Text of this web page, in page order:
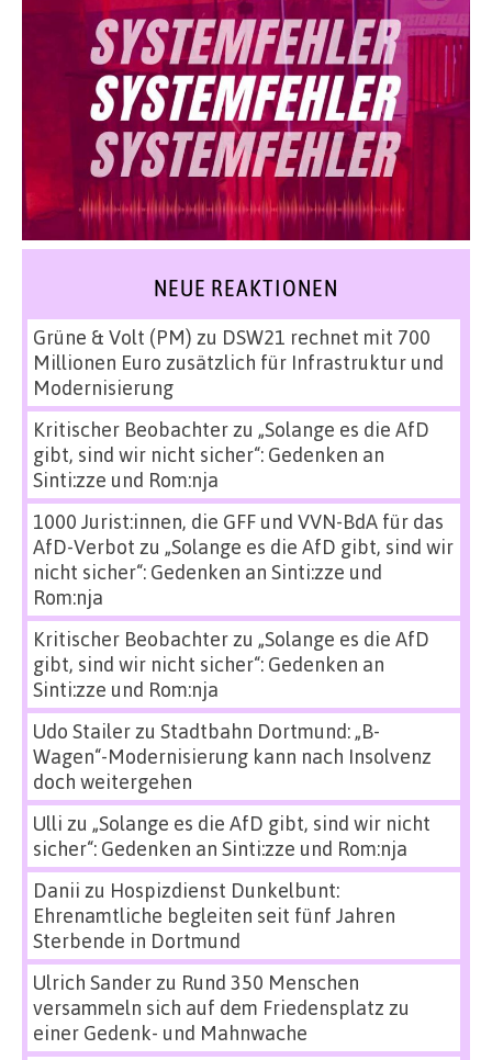
NEUE REAKTIONEN
Grüne & Volt (PM) zu DSW21 rechnet mit 700
Millionen Euro zusätzlich für Infrastruktur und
Modernisierung
Kritischer Beobachterzu „Solange es die AfD
gibt, sind wir nicht sicher“: Gedenken an
Sinti:zze und Rom:nja
1000 Jurist:innen, die GFF und VVN-BdA für das
AfD-Verbot zu „Solange es die AfD gibt, sind wir
nicht sicher“: Gedenken an Sinti:zze und
Rom:nja
Kritischer Beobachterzu „Solange es die AfD
gibt, sind wir nicht sicher“: Gedenken an
Sinti:zze und Rom:nja
Udo Stailerzu Stadtbahn Dortmund: „B-
Wagen“-Modernisierung kann nach Insolvenz
doch weitergehen
Ulli zu „Solange es die AfD gibt, sind wir nicht
sicher“: Gedenken an Sinti:zze und Rom:nja
Danii zu Hospizdienst Dunkelbunt:
Ehrenamtliche begleiten seit fünf Jahren
Sterbende in Dortmund
Ulrich Sanderzu Rund 350 Menschen
versammeln sich auf dem Friedensplatz zu
einer Gedenk- und Mahnwache